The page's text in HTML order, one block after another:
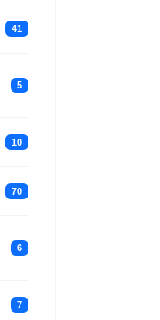
41
5
10
70
6
7